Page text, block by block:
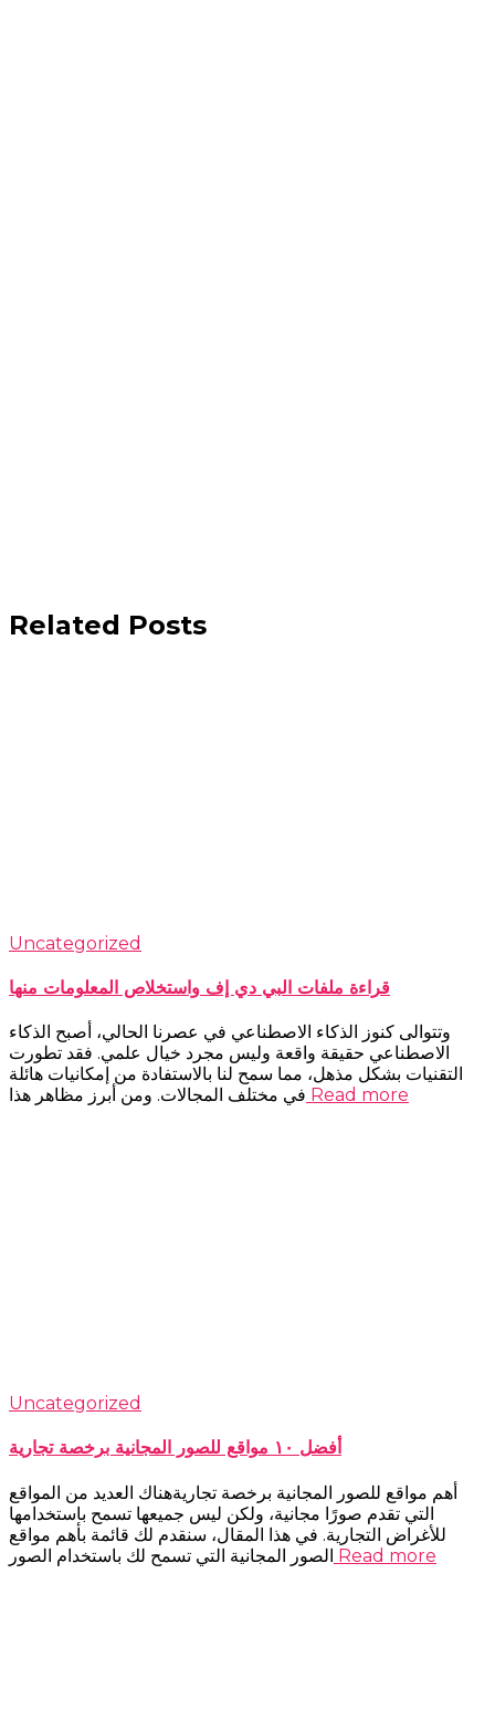
Related Posts
Uncategorized
قراءة ملفات البي دي إف واستخلاص المعلومات منها
وتتوالى كنوز الذكاء الاصطناعي في عصرنا الحالي، أصبح الذكاء
الاصطناعي حقيقة واقعة وليس مجرد خيال علمي. فقد تطورت
التقنيات بشكل مذهل، مما سمح لنا بالاستفادة من إمكانيات هائلة
في مختلف المجالات. ومن أبرز مظاهر هذا Read more
Uncategorized
أفضل ١٠ مواقع للصور المجانية برخصة تجارية
أهم مواقع للصور المجانية برخصة تجاريةهناك العديد من المواقع
التي تقدم صورًا مجانية، ولكن ليس جميعها تسمح باستخدامها
للأغراض التجارية. في هذا المقال، سنقدم لك قائمة بأهم مواقع
الصور المجانية التي تسمح لك باستخدام الصور Read more